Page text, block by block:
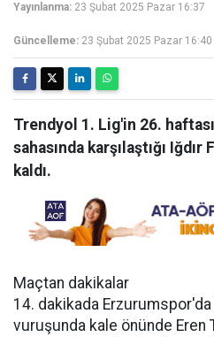
Yayınlanma: 23 Şubat 2025 Pazar 16:37
Güncelleme: 23 Şubat 2025 Pazar 16:40
Trendyol 1. Lig'in 26.
sahasında karşılaştığı
kaldı.
Maçtan dakikalar
14. dakikada
vuruşunda kale önünde Eren